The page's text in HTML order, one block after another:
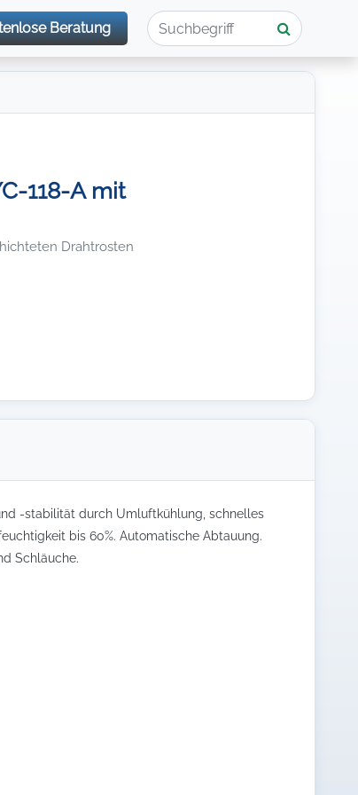
Beratung
118-A mit
Drahtrosten
-stabilität durch Umluftkühlung, schnelles
bis 60%. Automatische Abtauung.
Schläuche.